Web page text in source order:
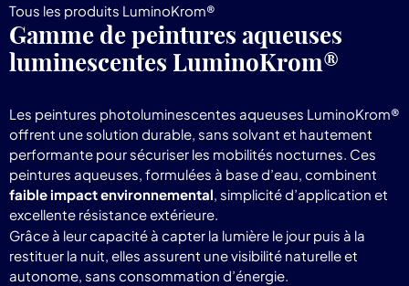
Tous les produits LuminoKrom®
Gamme de peintures aqueuses
luminescentes LuminoKrom®
Les peintures photoluminescentes aqueuses LuminoKrom®
offrent une solution durable, sans solvant et hautement
performante pour sécuriser les mobilités nocturnes. Ces
peintures aqueuses, formulées à base d’eau, combinent
faible impact environnemental , simplicité d’application et
excellente résistance extérieure.
Grâce à leur capacité à capter la lumière le jour puis à la
restituer la nuit, elles assurent une visibilité naturelle et
autonome, sans consommation d’énergie.